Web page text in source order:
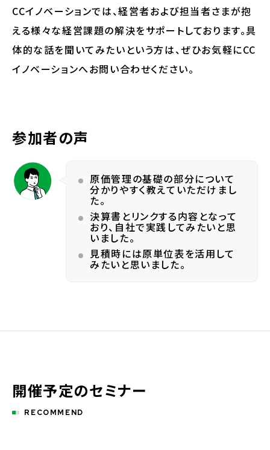
CCイノベーションでは、経営者および担当者さまが抱
える様々な経営課題の解決をサポートしております。具
体的な話を聞いてみたいという方は、ぜひお気軽にCC
イノベーションへお問い合わせください。
参加者の声
原価管理の基礎の部分について
分かりやすく教えていただけまし
た。
決算書とリンクする内容となって
おり、自社で実践してみたいと思
いました。
見積時には原単位表を活用して
みたいと思いました。
開催予定のセミナー
RECOMMEND